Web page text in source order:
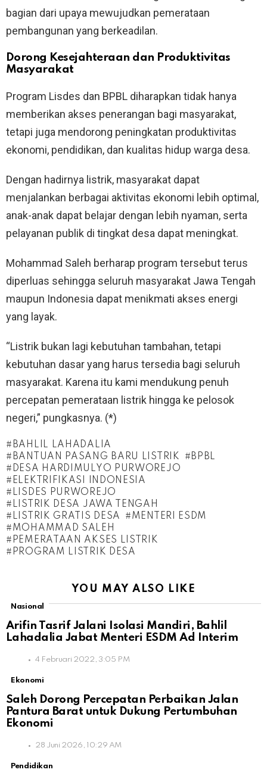
bagian dari upaya mewujudkan pemerataan
pembangunan yang berkeadilan.
Dorong Kesejahteraan dan Produktivitas
Masyarakat
Program Lisdes dan BPBL diharapkan tidak hanya
memberikan akses penerangan bagi masyarakat,
tetapi juga mendorong peningkatan produktivitas
ekonomi, pendidikan, dan kualitas hidup warga desa.
Dengan hadirnya listrik, masyarakat dapat
menjalankan berbagai aktivitas ekonomi lebih optimal,
anak-anak dapat belajar dengan lebih nyaman, serta
pelayanan publik di tingkat desa dapat meningkat.
Mohammad Saleh berharap program tersebut terus
diperluas sehingga seluruh masyarakat Jawa Tengah
maupun Indonesia dapat menikmati akses energi
yang layak.
“Listrik bukan lagi kebutuhan tambahan, tetapi
kebutuhan dasar yang harus tersedia bagi seluruh
masyarakat. Karena itu kami mendukung penuh
percepatan pemerataan listrik hingga ke pelosok
negeri,” pungkasnya. (*)
BAHLIL LAHADALIA
BANTUAN PASANG BARU LISTRIK
BPBL
DESA HARDIMULYO PURWOREJO
ELEKTRIFIKASI INDONESIA
LISDES PURWOREJO
LISTRIK DESA JAWA TENGAH
LISTRIK GRATIS DESA
MENTERI ESDM
MOHAMMAD SALEH
PEMERATAAN AKSES LISTRIK
PROGRAM LISTRIK DESA
YOU MAY ALSO LIKE
Nasional
Arifin Tasrif Jalani Isolasi Mandiri, Bahlil
Lahadalia Jabat Menteri ESDM Ad Interim
4 Februari 2022, 3:05 PM
Ekonomi
Saleh Dorong Percepatan Perbaikan Jalan
Pantura Barat untuk Dukung Pertumbuhan
Ekonomi
28 Juni 2026, 10:29 AM
Pendidikan